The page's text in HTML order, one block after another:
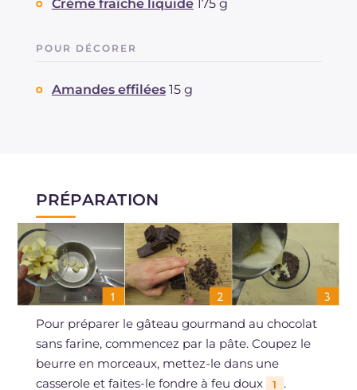
Crème fraîche liquide 175 g
POUR DÉCORER
Amandes effilées 15 g
PRÉPARATION
Pour préparer le gâteau gourmand au chocolat
sans farine, commencez par la pâte. Coupez le
beurre en morceaux, mettez-le dans une
casserole et faites-le fondre à feu doux
1
.